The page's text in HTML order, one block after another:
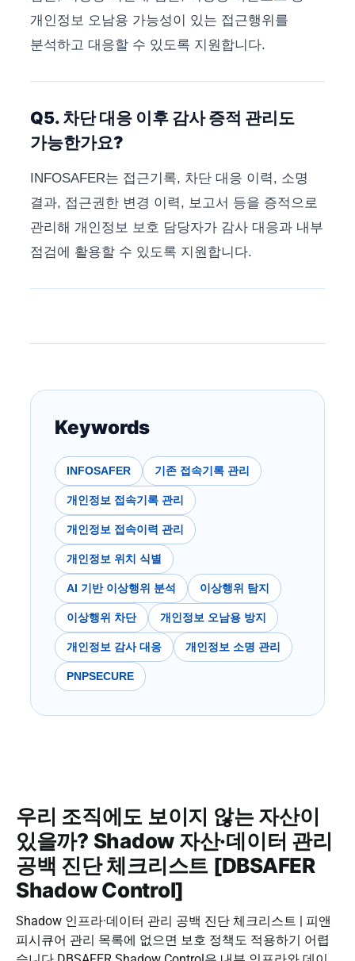
개인정보 오남용 가능성이 있는 접근행위를
분석하고 대응할 수 있도록 지원합니다.
Q5. 차단 대응 이후 감사 증적 관리도
가능한가요?
INFOSAFER는 접근기록, 차단 대응 이력, 소명
결과, 접근권한 변경 이력, 보고서 등을 증적으로
관리해 개인정보 보호 담당자가 감사 대응과 내부
점검에 활용할 수 있도록 지원합니다.
Keywords
INFOSAFER 기존 접속기록 관리
개인정보 접속기록 관리
개인정보 접속이력 관리
개인정보 위치 식별
AI 기반 이상행위 분석 이상행위 탐지
이상행위 차단 개인정보 오남용 방지
개인정보 감사 대응 개인정보 소명 관리
PNPSECURE
우리 조직에도 보이지 않는 자산이
있을까? Shadow 자산·데이터 관리
공백 진단 체크리스트 [DBSAFER
Shadow Control]
Shadow 인프라·데이터 관리 공백 진단 체크리스트 | 피앤
피시큐어 관리 목록에 없으면 보호 정책도 적용하기 어렵